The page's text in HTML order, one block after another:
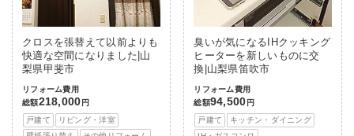
クロスを張替えて以前よりも
快適な空間になりました|山
梨県甲斐市
リフォーム費用
総額218,000 円
戸建て
リビング・洋室
臭いが気になるIHクッキング
ヒーターを新しいものに交
換|山梨県笛吹市
リフォーム費用
総額94,500 円
戸建て
キッチン・ダイニング